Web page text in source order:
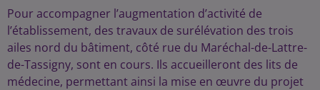
Pour accompagner l’augmentation d’activité de
l’établissement, des travaux de surélévation des trois
ailes nord du bâtiment, côté rue du Maréchal-de-Lattre-
de-Tassigny, sont en cours. Ils accueilleront des lits de
médecine, permettant ainsi la mise en œuvre du projet